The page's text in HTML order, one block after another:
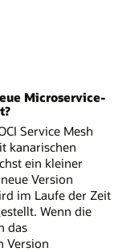
Microservice-
Service Mesh
kanarischen
ein kleiner
Version
im Laufe der Zeit
Wenn die
das
Version